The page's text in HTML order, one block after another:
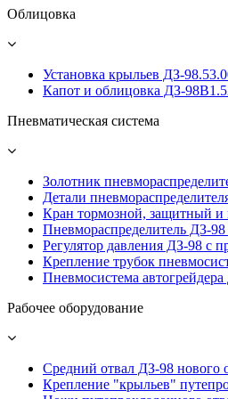
Облицовка
Установка крыльев ДЗ-
Капот и облицовка ДЗ-
Пневматическая система
Золотник
Детали
Кран тормозной, защитный и
Пневмораспределитель ДЗ-
Регулятор давления ДЗ-98 с
Крепление трубок
Пневмосистема
Рабочее оборудование
Средний отвал ДЗ-98 нового
Крепление "крыльев"